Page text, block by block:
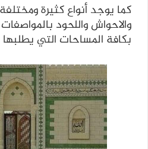
كما يوجد أنواع كثيرة
والاحواش واللحود
بكافة المساحات التي يطلبها